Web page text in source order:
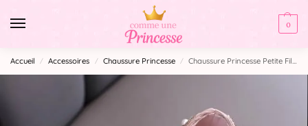
0
Accueil / Accessoires / Chaussure Princesse / Chaussure Princesse Petite Fille